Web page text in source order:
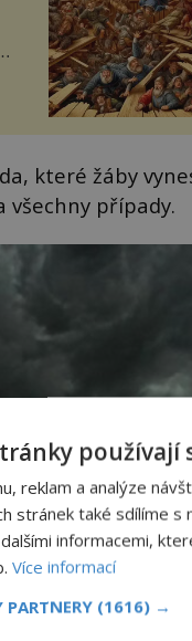
které žáby
všechny případy.
používají
reklam a analýze
stránek také sdílíme
informacemi,
Více informací
PARTNERY (1616) →